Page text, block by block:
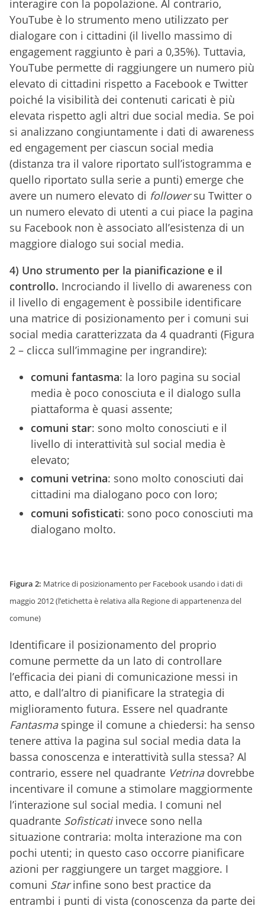
interagire con la popolazione. Al contrario,
YouTube è lo strumento meno utilizzato per
dialogare con i cittadini (il livello massimo di
engagement raggiunto è pari a 0,35%). Tuttavia,
YouTube permette di raggiungere un numero più
elevato di cittadini rispetto a Facebook e Twitter
poiché la visibilità dei contenuti caricati è più
elevata rispetto agli altri due social media. Se poi
si analizzano congiuntamente i dati di awareness
ed engagement per ciascun social media
(distanza tra il valore riportato sull’istogramma e
quello riportato sulla serie a punti) emerge che
avere un numero elevato di followersu Twitter o
un numero elevato di utenti a cui piace la pagina
su Facebook non è associato all’esistenza di un
maggiore dialogo sui social media.
4) Uno strumento per la pianificazione e il
controllo. Incrociando il livello di awareness con
il livello di engagement è possibile identificare
una matrice di posizionamento per i comuni sui
social media caratterizzata da 4 quadranti (Figura
2 – clicca sull’immagine per ingrandire):
comuni fantasma: la loro pagina su social
media è poco conosciuta e il dialogo sulla
piattaforma è quasi assente;
comuni star: sono molto conosciuti e il
livello di interattività sul social media è
elevato;
comuni vetrina: sono molto conosciuti dai
cittadini ma dialogano poco con loro;
comuni sofisticati: sono poco conosciuti ma
dialogano molto.
Figura 2: Matrice di posizionamento per Facebook usando i dati di
maggio 2012 (l’etichetta è relativa alla Regione di appartenenza del
comune)
Identificare il posizionamento del proprio
comune permette da un lato di controllare
l’efficacia dei piani di comunicazione messi in
atto, e dall’altro di pianificare la strategia di
miglioramento futura. Essere nel quadrante
Fantasmaspinge il comune a chiedersi: ha senso
tenere attiva la pagina sul social media data la
bassa conoscenza e interattività sulla stessa? Al
contrario, essere nel quadrante Vetrinadovrebbe
incentivare il comune a stimolare maggiormente
l’interazione sul social media. I comuni nel
quadrante Sofisticatiinvece sono nella
situazione contraria: molta interazione ma con
pochi utenti; in questo caso occorre pianificare
azioni per raggiungere un target maggiore. I
comuni Starinfine sono best practice da
entrambi i punti di vista (conoscenza da parte dei